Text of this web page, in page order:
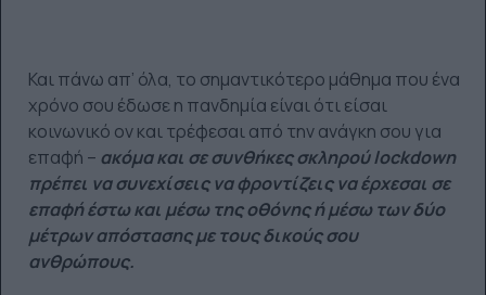
Και πάνω απ’ όλα, το σημαντικότερο μάθημα που ένα
χρόνο σου έδωσε η πανδημία είναι ότι είσαι
κοινωνικό ον και τρέφεσαι από την ανάγκη σου για
επαφή – ακόμα και σε συνθήκες σκληρού lockdown
πρέπει να συνεχίσεις να φροντίζεις να έρχεσαι σε
επαφή έστω και μέσω της οθόνης ή μέσω των δύο
μέτρων απόστασης με τους δικούς σου
ανθρώπους.